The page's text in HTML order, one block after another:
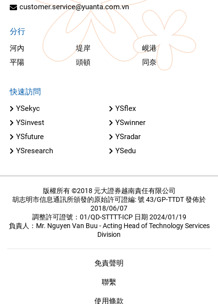
customer.service@yuanta.com.vn
分行
河內 堤岸
峴港
平陽
頭頓 同奈
快速訪問
YSekyc
YSflex
YSinvest
YSwinner
YSfuture
YSradar
YSresearch
YSedu
版權所有 ©2018 元大證券越南責任有限公司
胡志明市信息通訊所頒發的原始許可證編: 號 43/GP-TTDT 發佈於
2018/06/07
調整許可證號：01/QD-STTTT-ICP 日期 2024/01/19
負責人：Mr. Nguyen Van Buu - Acting Head of Technology Services
Division
免責聲明
聯繫
使用條款